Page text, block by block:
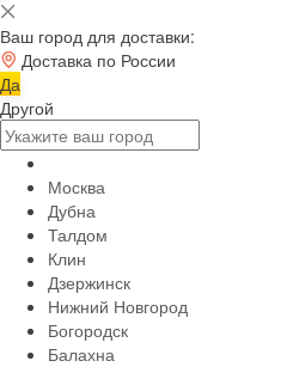
Ваш город для доставки:
Доставка по России
Да
Другой
Москва
Дубна
Талдом
Клин
Дзержинск
Нижний Новгород
Богородск
Балахна